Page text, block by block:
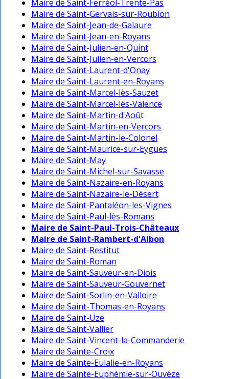
Maire de Saint-Ferréol-Trente-Pas
Maire de Saint-Gervais-sur-Roubion
Maire de Saint-Jean-de-Galaure
Maire de Saint-Jean-en-Royans
Maire de Saint-Julien-en-Quint
Maire de Saint-Julien-en-Vercors
Maire de Saint-Laurent-d'Onay
Maire de Saint-Laurent-en-Royans
Maire de Saint-Marcel-lès-Sauzet
Maire de Saint-Marcel-lès-Valence
Maire de Saint-Martin-d'Août
Maire de Saint-Martin-en-Vercors
Maire de Saint-Martin-le-Colonel
Maire de Saint-Maurice-sur-Eygues
Maire de Saint-May
Maire de Saint-Michel-sur-Savasse
Maire de Saint-Nazaire-en-Royans
Maire de Saint-Nazaire-le-Désert
Maire de Saint-Pantaléon-les-Vignes
Maire de Saint-Paul-lès-Romans
Maire de Saint-Paul-Trois-Châteaux
Maire de Saint-Rambert-d'Albon
Maire de Saint-Restitut
Maire de Saint-Roman
Maire de Saint-Sauveur-en-Diois
Maire de Saint-Sauveur-Gouvernet
Maire de Saint-Sorlin-en-Valloire
Maire de Saint-Thomas-en-Royans
Maire de Saint-Uze
Maire de Saint-Vallier
Maire de Saint-Vincent-la-Commanderie
Maire de Sainte-Croix
Maire de Sainte-Eulalie-en-Royans
Maire de Sainte-Euphémie-sur-Ouvèze